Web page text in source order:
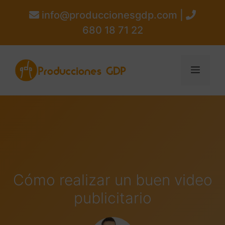
info@produccionesgdp.com |
680 18 71 22
Cómo realizar un buen video
publicitario